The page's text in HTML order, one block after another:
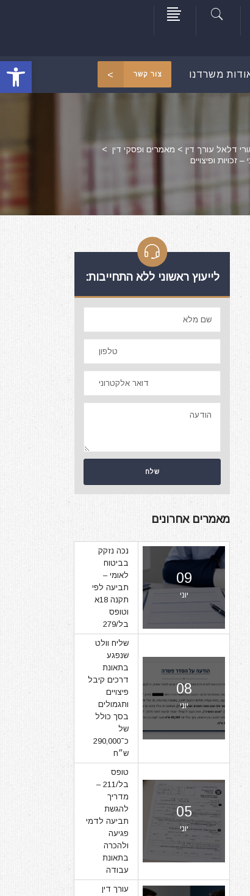
פתח משרדנו צור קשר
דלאל עורך דין > מאמרים ופסקי דין >
ופיצויים
לייעוץ ראשוני ללא התחייבות:
מאמרים אחרונים
09
יוני
נכה נזקק
בביטוח
לאומי –
תביעה לפי
תקנה 18א
וטופס
בל/279
08
יוני
שליח וולט
שנפגע
בתאונת
דרכים קיבל
פיצויים
ותגמולים
בסך כולל
של
כ־290,000
ש״ח
05
יוני
טופס
בל/211 –
מדריך
להגשת
תביעה לדמי
פגיעה
ולהכרה
בתאונת
עבודה
עורך דין